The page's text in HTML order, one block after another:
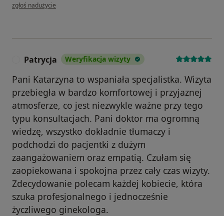
w opinii użytkownika Krystyna
zgłoś nadużycie
Patrycja Weryfikacja wizyty
Pani Katarzyna to wspaniała specjalistka. Wizyta
przebiegła w bardzo komfortowej i przyjaznej
atmosferze, co jest niezwykle ważne przy tego
typu konsultacjach. Pani doktor ma ogromną
wiedzę, wszystko dokładnie tłumaczy i
podchodzi do pacjentki z dużym
zaangażowaniem oraz empatią. Czułam się
zaopiekowana i spokojna przez cały czas wizyty.
Zdecydowanie polecam każdej kobiecie, która
szuka profesjonalnego i jednocześnie
życzliwego ginekologa.